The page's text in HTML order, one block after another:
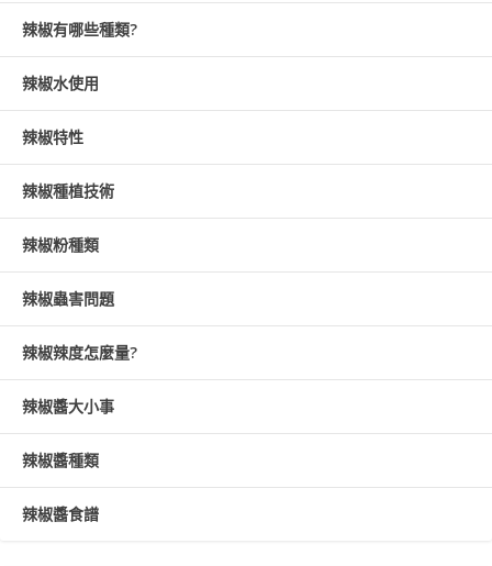
辣椒有哪些種類?
辣椒水使用
辣椒特性
辣椒種植技術
辣椒粉種類
辣椒蟲害問題
辣椒辣度怎麼量?
辣椒醬大小事
辣椒醬種類
辣椒醬食譜